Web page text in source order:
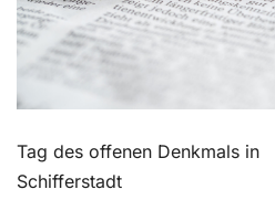
Tag des offenen Denkmals in
Schifferstadt